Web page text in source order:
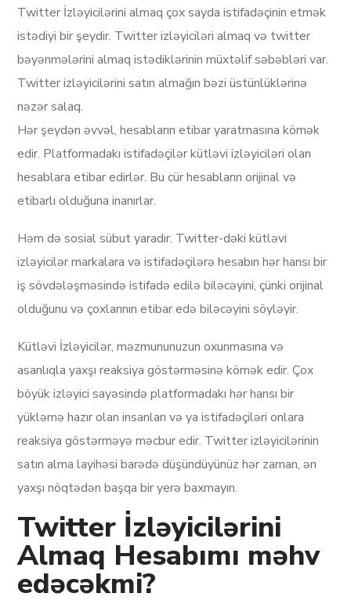
Twitter İzləyicilərini almaq çox sayda istifadəçinin etmək
istədiyi bir şeydir. Twitter izləyiciləri almaq və twitter
bəyənmələrini almaq istədiklərinin müxtəlif səbəbləri var.
Twitter izləyicilərini satın almağın bəzi üstünlüklərinə
nəzər salaq.
Hər şeydən əvvəl, hesabların etibar yaratmasına kömək
edir. Platformadakı istifadəçilər kütləvi izləyiciləri olan
hesablara etibar edirlər. Bu cür hesabların orijinal və
etibarlı olduğuna inanırlar.
Həm də sosial sübut yaradır. Twitter-dəki kütləvi
izləyicilər markalara və istifadəçilərə hesabın hər hansı bir
iş sövdələşməsində istifadə edilə biləcəyini, çünki orijinal
olduğunu və çoxlarının etibar edə biləcəyini söyləyir.
Kütləvi İzləyicilər, məzmununuzun oxunmasına və
asanlıqla yaxşı reaksiya göstərməsinə kömək edir. Çox
böyük izləyici sayəsində platformadakı hər hansı bir
yükləmə hazır olan insanları və ya istifadəçiləri onlara
reaksiya göstərməyə məcbur edir. Twitter izləyicilərinin
satın alma layihəsi barədə düşündüyünüz hər zaman, ən
yaxşı nöqtədən başqa bir yerə baxmayın.
Twitter İzləyicilərini
Almaq Hesabımı məhv
edəcəkmi?